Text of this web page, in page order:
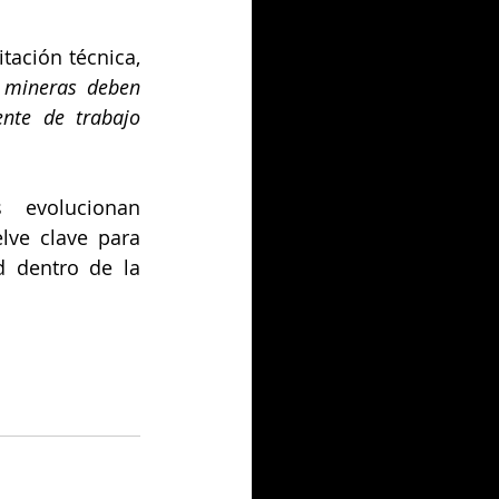
técnica,
deben
de trabajo
clave para
dentro de la